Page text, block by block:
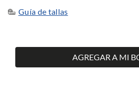
Guía de tallas
AGREGAR A MI